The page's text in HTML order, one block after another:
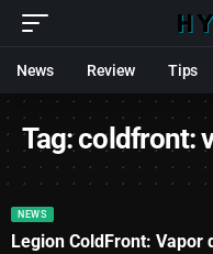
News Review Tips
Tag:coldfront:
NEWS
Legion ColdFront: Vapor